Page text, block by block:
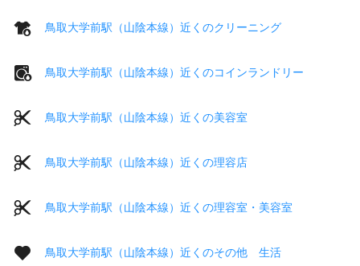
鳥取大学前駅（山陰本線）近くのクリーニング
鳥取大学前駅（山陰本線）近くのコインランドリー
鳥取大学前駅（山陰本線）近くの美容室
鳥取大学前駅（山陰本線）近くの理容店
鳥取大学前駅（山陰本線）近くの理容室・美容室
鳥取大学前駅（山陰本線）近くのその他 生活